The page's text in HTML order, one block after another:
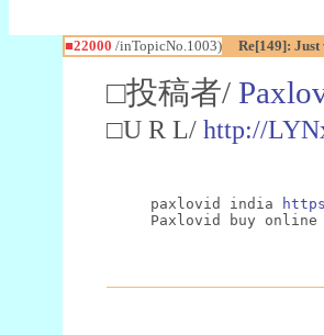
■22000 /inTopicNo.1003) Re[149]: Just
□投稿者/
□U R L/ http://
paxlovid india
Paxlovid buy online